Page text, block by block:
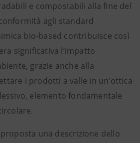
e compostabili alla fine del
agli standard
bio-based contribuisce così
significativa l’impatto
, grazie anche alla
i prodotti a valle in un’ottica
elemento fondamentale
una descrizione dello